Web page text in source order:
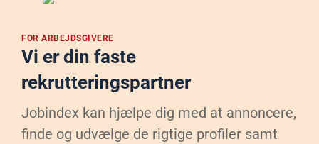
FOR ARBEJDSGIVERE
Vi er din faste
rekrutteringspartner
Jobindex kan hjælpe dig med at annoncere,
finde og udvælge de rigtige profiler samt